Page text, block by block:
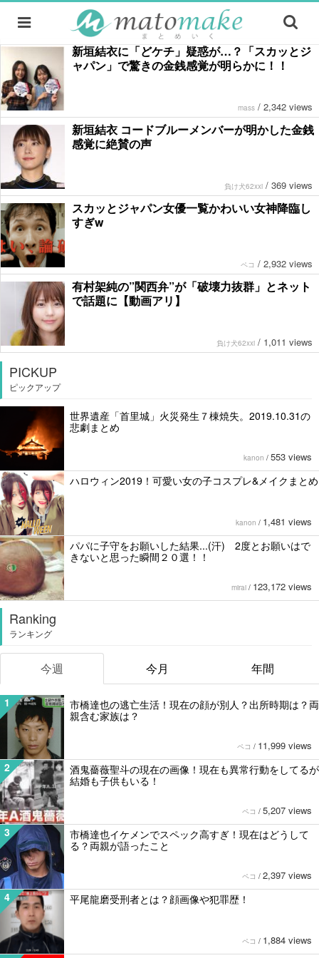
新垣結衣に「どケチ」疑惑が…？「スカッとジ
ャパン」で驚きの金銭感覚が明らかに！！
mass / 2,342 views
新垣結衣 コードブルーメンバーが明かした金銭
感覚に絶賛の声
負け犬62xxi / 369 views
スカッとジャパン女優一覧かわいい女神降臨し
すぎw
ペコ / 2,932 views
有村架純の”関西弁”が「破壊力抜群」とネット
で話題に【動画アリ】
負け犬62xxi / 1,011 views
PICKUP
ピックアップ
世界遺産「首里城」火災発生７棟焼失。2019.10.31の
悲劇まとめ
kanon / 553 views
ハロウィン2019！可愛い女の子コスプレ&メイクまとめ
kanon / 1,481 views
パパに子守をお願いした結果...(汗) 2度とお願いはで
きないと思った瞬間２０選！！
mirai / 123,172 views
Ranking
ランキング
今週 今月 年間
1
市橋達也の逃亡生活！現在の顔が別人？出所時期は？両
親含む家族は？
ペコ / 11,999 views
2
酒鬼薔薇聖斗の現在の画像！現在も異常行動をしてるが
結婚も子供もいる！
ペコ / 5,207 views
3
市橋達也イケメンでスペック高すぎ！現在はどうして
る？両親が語ったこと
ペコ / 2,397 views
4 平尾龍磨受刑者とは？顔画像や犯罪歴！
ペコ / 1,884 views